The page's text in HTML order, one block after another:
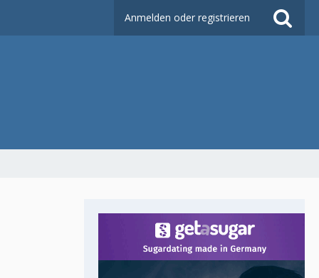
Anmelden oder registrieren